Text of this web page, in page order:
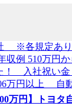
万円】トヨタ